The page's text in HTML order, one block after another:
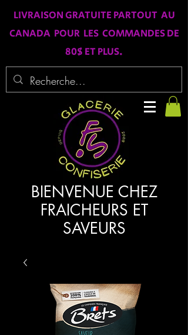
LIVRAISON GRATUITE PARTOUT AU
CANADA POUR LES COMMANDES DE
80$ ET PLUS.
BIENVENUE CHEZ
FRAICHEURS ET
SAVEURS